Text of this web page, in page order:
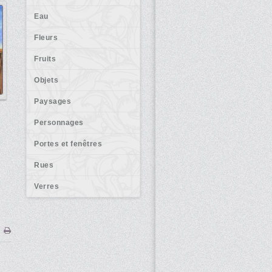
Eau
Fleurs
Fruits
Objets
Paysages
Personnages
Portes et fenêtres
Rues
Verres